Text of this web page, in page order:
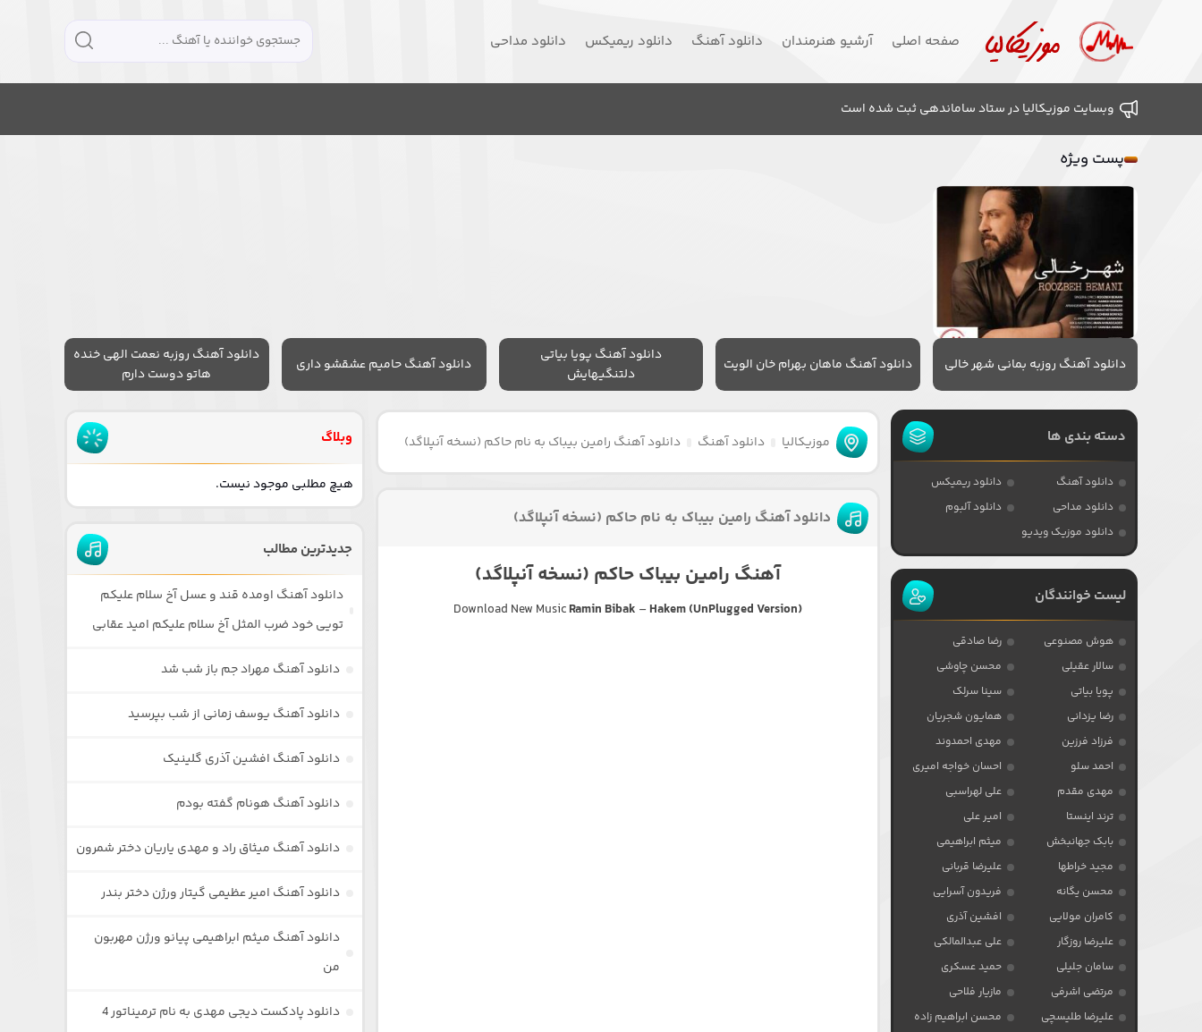
صفحه اصلی آرشیو هنرمندان دانلود آهنگ دانلود ریمیکس دانلود مداحی
وبسایت موزیکالیا در ستاد ساماندهی ثبت شده است
پست ویژه
دانلود آهنگ روزبه بمانی شهر خالی دانلود آهنگ ماهان بهرام خان الویت
دانلود آهنگ پویا بیاتی
دلتنگیهایش
دانلود آهنگ حامیم عشقشو داری
دانلود آهنگ روزبه نعمت الهی خنده
هاتو دوست دارم
موزیکالیا دانلود آهنگ دانلود آهنگ رامین بیباک به نام حاکم (نسخه آنپلاگد)
دانلود آهنگ رامین بیباک به نام حاکم (نسخه آنپلاگد)
آهنگ رامین بیباک حاکم (نسخه آنپلاگد)
Download New MusicRamin Bibak – Hakem (UnPlugged Version)
دسته بندی ها
دانلود آهنگ
دانلود ریمیکس
دانلود مداحی
دانلود آلبوم
دانلود موزیک ویدیو
لیست خوانندگان
هوش مصنوعی
رضا صادقی
سالار عقیلی
محسن چاوشی
پویا بیاتی
سینا سرلک
رضا یزدانی
همایون شجریان
فرزاد فرزین
مهدی احمدوند
احمد سلو
احسان خواجه امیری
مهدی مقدم
علی لهراسبی
ترند اینستا
امیر علی
بابک جهانبخش
میثم ابراهیمی
مجید خراطها
علیرضا قربانی
محسن یگانه
فریدون آسرایی
کامران مولایی
افشین آذری
علیرضا روزگار
علی عبدالمالکی
سامان جلیلی
حمید عسکری
مرتضی اشرفی
مازیار فلاحی
علیرضا طلیسچی
محسن ابراهیم زاده
وبلاگ
هیچ مطلبی موجود نیست.
جدیدترین مطالب
دانلود آهنگ اومده قند و عسل آخ سلام علیکم
تویی خود ضرب المثل آخ سلام علیکم امید عقابی
دانلود آهنگ مهراد جم باز شب شد
دانلود آهنگ یوسف زمانی از شب بپرسید
دانلود آهنگ افشین آذری گلینیک
دانلود آهنگ هونام گفته بودم
دانلود آهنگ میثاق راد و مهدی یاریان دختر شمرون
دانلود آهنگ امیر عظیمی گیتار ورژن دختر بندر
دانلود آهنگ میثم ابراهیمی پیانو ورژن مهربون
من
دانلود پادکست دیجی مهدی به نام ترمیناتور 4